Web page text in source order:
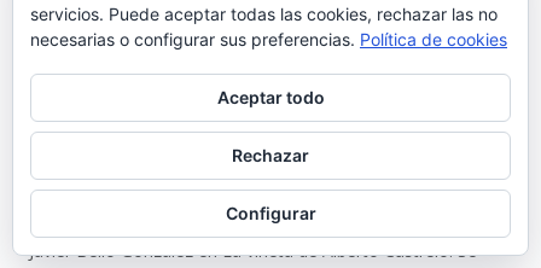
que ayudó a sacar adelante a once hermanos #6.656
José Luis Lojo LozanoenSebastián Gómez Sánchez, ‘Tani’. El
frutero que ayudó a sacar adelante a once hermanos #6.656
La viñeta de Alberto Castrelo. Se hacen fiestas a
domicilio #6.655
Javier Bello GonzálezenLa viñeta de Alberto Castrelo. Se
servicios. Puede aceptar todas las cookies, rechazar las no
necesarias o configurar sus preferencias. Política de cookies
Aceptar todo
Rechazar
Configurar